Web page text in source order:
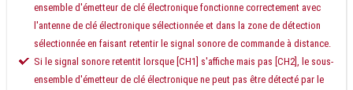
ensemble d'émetteur de clé électronique fonctionne correctement avec
l'antenne de clé électronique sélectionnée et dans la zone de détection
sélectionnée en faisant retentir le signal sonore de commande à distance.
Si le signal sonore retentit lorsque [CH1] s'affiche mais pas [CH2], le sous-
ensemble d'émetteur de clé électronique ne peut pas être détecté par le